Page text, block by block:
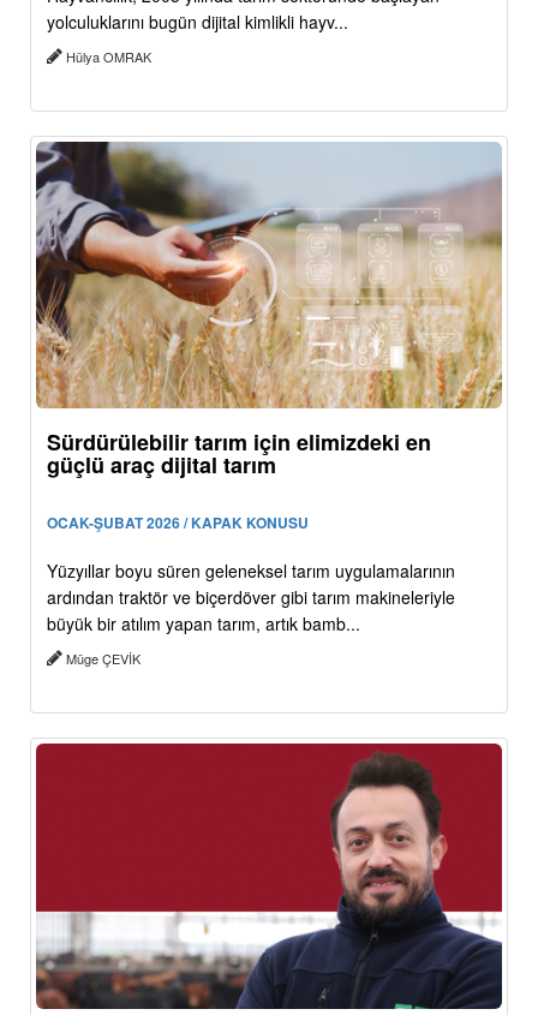
yolculuklarını bugün dijital kimlikli hayv...
Hülya OMRAK
Sürdürülebilir tarım için elimizdeki en
güçlü araç dijital tarım
OCAK-ŞUBAT 2026 / KAPAK KONUSU
Yüzyıllar boyu süren geleneksel tarım uygulamalarının
ardından traktör ve biçerdöver gibi tarım makineleriyle
büyük bir atılım yapan tarım, artık bamb...
Müge ÇEVİK